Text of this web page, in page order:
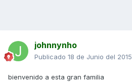
johnnynho
Publicado 18 de Junio del 2015
bienvenido a esta gran familia